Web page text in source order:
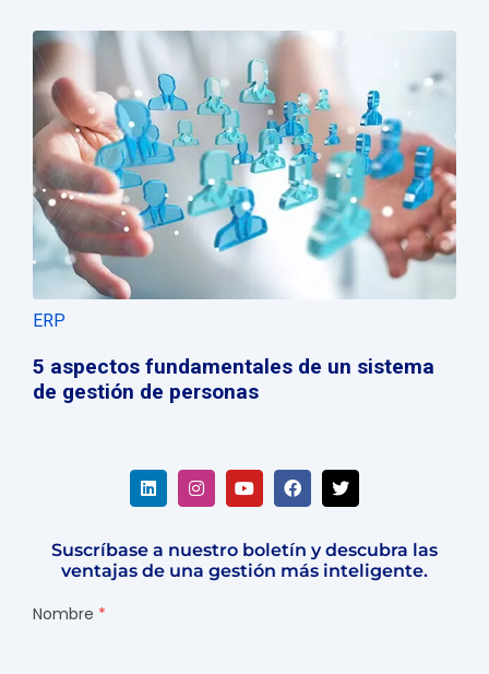
ERP
5 aspectos fundamentales de un sistema
de gestión de personas
Suscríbase a nuestro boletín y descubra las
ventajas de una gestión más inteligente.
Nombre